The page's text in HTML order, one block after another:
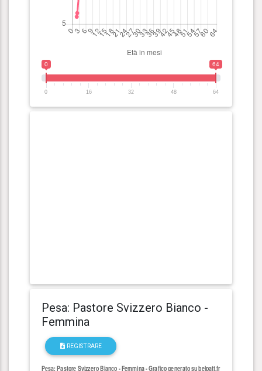
0 64
0 16 32 48 64
Pesa: Pastore Svizzero Bianco -
Femmina
REGISTRARE